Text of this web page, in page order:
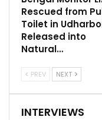
Rescued from
Toilet in
Released into
Natural…
PREV NEXT
INTERVIEWS